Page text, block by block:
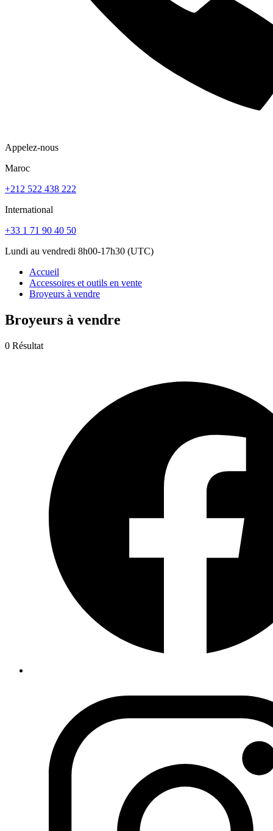
Appelez-nous
Maroc
+212 522 438 222
International
+33 1 71 90 40 50
Lundi au vendredi 8h00-17h30 (UTC)
Accueil
Accessoires et outils en vente
Broyeurs à vendre
Broyeurs à vendre
0 Résultat